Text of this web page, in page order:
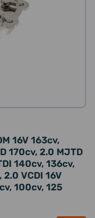
16V 163cv,
170cv, 2.0 MJTD
140cv, 136cv,
VCDI 16V
100cv, 125